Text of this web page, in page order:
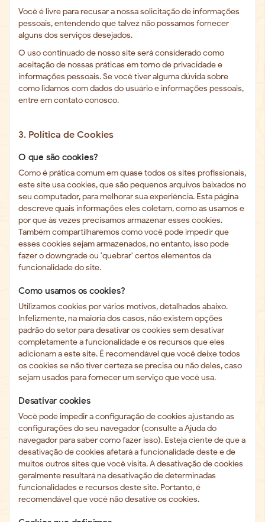
Você é livre para recusar a nossa solicitação de informações
pessoais, entendendo que talvez não possamos fornecer
alguns dos serviços desejados.
O uso continuado de nosso site será considerado como
aceitação de nossas práticas em torno de privacidade e
informações pessoais. Se você tiver alguma dúvida sobre
como lidamos com dados do usuário e informações pessoais,
entre em contato conosco.
3. Política de Cookies
O que são cookies?
Como é prática comum em quase todos os sites profissionais,
este site usa cookies, que são pequenos arquivos baixados no
seu computador, para melhorar sua experiência. Esta página
descreve quais informações eles coletam, como as usamos e
por que às vezes precisamos armazenar esses cookies.
Também compartilharemos como você pode impedir que
esses cookies sejam armazenados, no entanto, isso pode
fazer o downgrade ou 'quebrar' certos elementos da
funcionalidade do site.
Como usamos os cookies?
Utilizamos cookies por vários motivos, detalhados abaixo.
Infelizmente, na maioria dos casos, não existem opções
padrão do setor para desativar os cookies sem desativar
completamente a funcionalidade e os recursos que eles
adicionam a este site. É recomendável que você deixe todos
os cookies se não tiver certeza se precisa ou não deles, caso
sejam usados ​​para fornecer um serviço que você usa.
Desativar cookies
Você pode impedir a configuração de cookies ajustando as
configurações do seu navegador (consulte a Ajuda do
navegador para saber como fazer isso). Esteja ciente de que a
desativação de cookies afetará a funcionalidade deste e de
muitos outros sites que você visita. A desativação de cookies
geralmente resultará na desativação de determinadas
funcionalidades e recursos deste site. Portanto, é
recomendável que você não desative os cookies.